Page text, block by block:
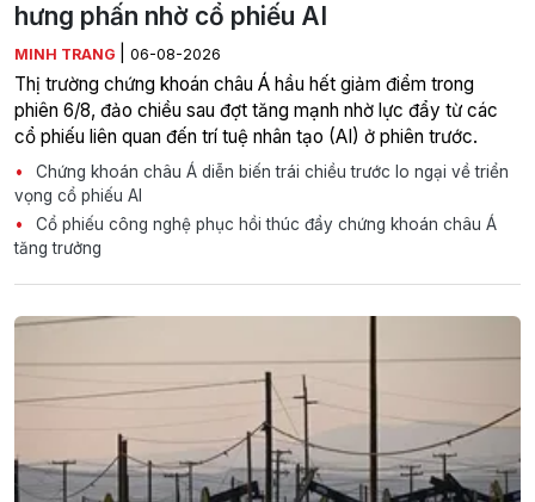
hưng phấn nhờ cổ phiếu AI
MINH TRANG 06-08-2026
Thị trường chứng khoán châu Á hầu hết giảm điểm trong
phiên 6/8, đảo chiều sau đợt tăng mạnh nhờ lực đẩy từ các
cổ phiếu liên quan đến trí tuệ nhân tạo (AI) ở phiên trước.
Chứng khoán châu Á diễn biến trái chiều trước lo ngại về triển
vọng cổ phiếu AI
Cổ phiếu công nghệ phục hồi thúc đẩy chứng khoán châu Á
tăng trưởng